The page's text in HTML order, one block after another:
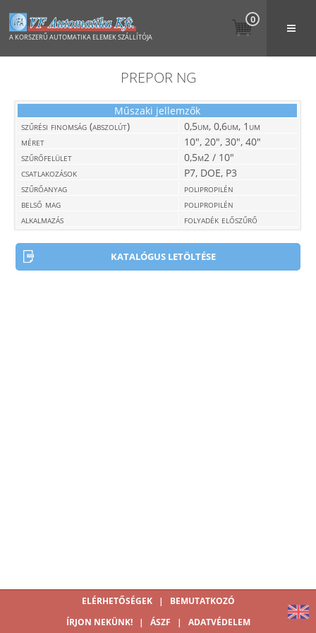
A KORSZERŰ AUTOMATIKA ELEMEK SZÁLLÍTÓJA
0
PREPOR NG
Műszaki jellemzők
szűrési finomság (abszolút)
0,5um, 0,6um, 1um
méret
10", 20", 30", 40"
szűrőfelület
0,5m2 / 10"
csatlakozások
P7, DOE, P3
szűrőanyag
polipropilén
belső mag
polipropilén
alkalmazás
folyadék előszűrő
KATALÓGUS LETÖLTÉSE
ELÉRHETŐSÉGEK |
BEMUTATKOZÓ
ÍRJON NEKÜNK!
| ÁSZF | ADATVÉDELEM